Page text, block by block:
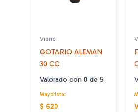
pueden
página
producto
Vidrio
GOTARIO ALEMAN
30 CC
Valorado con 0 de 5
Mayorista:
$ 620